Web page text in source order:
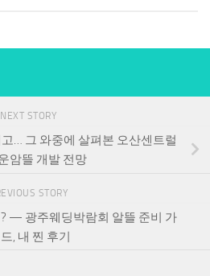
NEXT STORY
… 그 와중에 살펴본 오산센트럴
암뜰 개발 전망
STORY
— 광주웨딩박람회 알뜰 준비 가
, 내 찐 후기